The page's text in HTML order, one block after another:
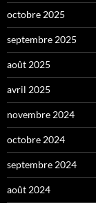
octobre 2025
septembre 2025
août 2025
avril 2025
novembre 2024
octobre 2024
septembre 2024
août 2024